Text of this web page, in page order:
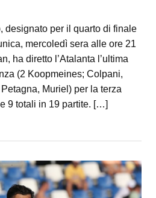
designato per il quarto di finale
mercoledì sera alle ore 21
ha diretto l’Atalanta l’ultima
(2 Koopmeines; Colpani,
Muriel) per la terza
9 totali in 19 partite. […]